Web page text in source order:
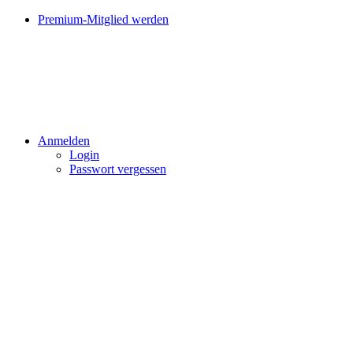
Premium-Mitglied werden
Anmelden
Login
Passwort vergessen